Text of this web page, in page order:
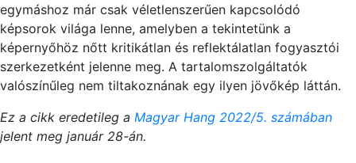
egymáshoz már csak véletlenszerűen kapcsolódó
képsorok világa lenne, amelyben a tekintetünk a
képernyőhöz nőtt kritikátlan és reflektálatlan fogyasztói
szerkezetként jelenne meg. A tartalomszolgáltatók
valószínűleg nem tiltakoznának egy ilyen jövőkép láttán.
Ez a cikk eredetileg a Magyar Hang 2022/5. számában
jelent meg január 28-án.